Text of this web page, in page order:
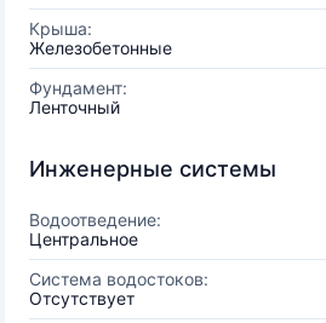
Крыша:
Железобетонные
Фундамент:
Ленточный
Инженерные системы
Водоотведение:
Центральное
Система водостоков:
Отсутствует